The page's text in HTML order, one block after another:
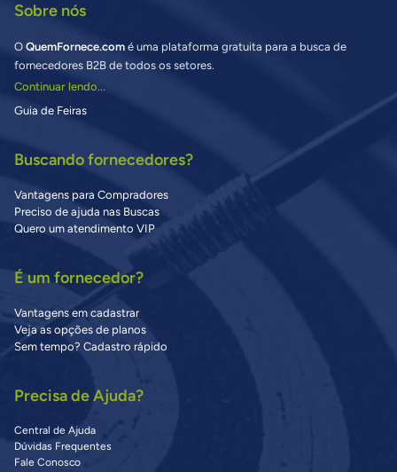
Sobre nós
O QuemFornece.com é uma plataforma gratuita para a busca de
fornecedores B2B de todos os setores.
Continuar lendo...
Guia de Feiras
Buscando fornecedores?
Vantagens para Compradores
Preciso de ajuda nas Buscas
Quero um atendimento VIP
É um fornecedor?
Vantagens em cadastrar
Veja as opções de planos
Sem tempo? Cadastro rápido
Precisa de Ajuda?
Central de Ajuda
Dúvidas Frequentes
Fale Conosco